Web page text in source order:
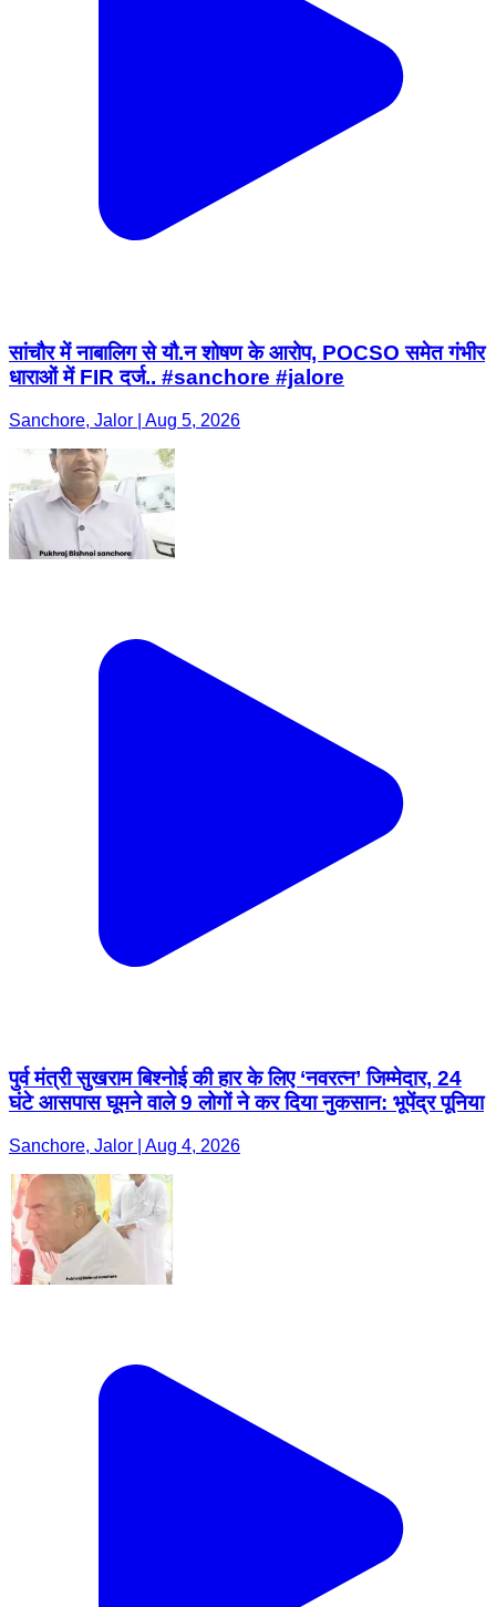
सांचौर में नाबालिग से यौ.न शोषण के आरोप, POCSO समेत गंभीर
धाराओं में FIR दर्ज.. #sanchore #jalore
Sanchore, Jalor | Aug 5, 2026
पुर्व मंत्री सुखराम बिश्नोई की हार के लिए ‘नवरत्न’ जिम्मेदार, 24
घंटे आसपास घूमने वाले 9 लोगों ने कर दिया नुकसान: भूपेंद्र पूनिया
Sanchore, Jalor | Aug 4, 2026